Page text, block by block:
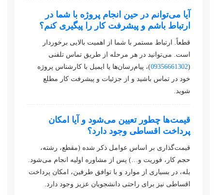
آیا می‌توانم در حین انجام پروژه با شما در
ارتباط باشم و پیشرفت کار را پیگیری کنم؟
قطعاً. ارتباط مستمر با شما از اهمیت بالایی برخوردار
است. می‌توانید در هر مرحله از طریق تماس تلفنی
(
09356661302)، پیام‌رسان‌ها یا ایمیل با کارشناس پروژه
خود در تماس باشید و از جزئیات و پیشرفت کار مطلع
شوید.
قیمت‌ها چطور تعیین می‌شود و آیا امکان
پرداخت اقساطی وجود دارد؟
قیمت‌گذاری بر اساس عوامل ذکر شده (مقطع، رشته،
حجم کار، فوریت و…) پس از مشاوره اولیه انجام می‌شود.
بله، در بسیاری از موارد و با توافق طرفین، امکان پرداخت
اقساطی نیز برای راحتی دانشجویان عزیز وجود دارد.